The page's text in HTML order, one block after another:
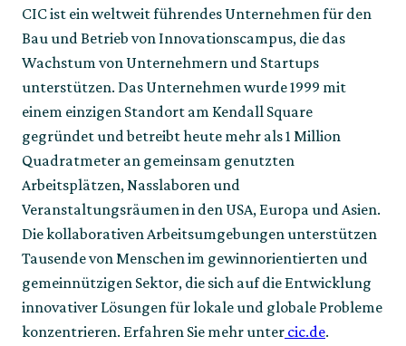
CIC ist ein weltweit führendes Unternehmen für den
Bau und Betrieb von Innovationscampus, die das
Wachstum von Unternehmern und Startups
unterstützen. Das Unternehmen wurde 1999 mit
einem einzigen Standort am Kendall Square
gegründet und betreibt heute mehr als 1 Million
Quadratmeter an gemeinsam genutzten
Arbeitsplätzen, Nasslaboren und
Veranstaltungsräumen in den USA, Europa und Asien.
Die kollaborativen Arbeitsumgebungen unterstützen
Tausende von Menschen im gewinnorientierten und
gemeinnützigen Sektor, die sich auf die Entwicklung
innovativer Lösungen für lokale und globale Probleme
konzentrieren. Erfahren Sie mehr unter cic.de.